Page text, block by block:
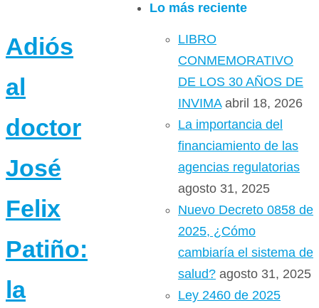
Adiós
al
doctor
José
Felix
Patiño:
la
Lo más reciente
LIBRO
CONMEMORATIVO
DE LOS 30 AÑOS DE
INVIMA abril 18, 2026
La importancia del
financiamiento de las
agencias regulatorias
agosto 31, 2025
Nuevo Decreto 0858 de
2025, ¿Cómo
cambiaría el sistema de
salud? agosto 31, 2025
Ley 2460 de 2025